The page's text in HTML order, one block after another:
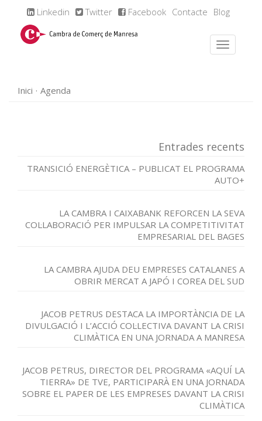
Linkedin Twitter Facebook Contacte Blog
Inici Agenda
Entrades recents
TRANSICIÓ ENERGÈTICA – PUBLICAT EL PROGRAMA
AUTO+
LA CAMBRA I CAIXABANK REFORCEN LA SEVA
COL·LABORACIÓ PER IMPULSAR LA COMPETITIVITAT
EMPRESARIAL DEL BAGES
LA CAMBRA AJUDA DEU EMPRESES CATALANES A
OBRIR MERCAT A JAPÓ I COREA DEL SUD
JACOB PETRUS DESTACA LA IMPORTÀNCIA DE LA
DIVULGACIÓ I L’ACCIÓ COL·LECTIVA DAVANT LA CRISI
CLIMÀTICA EN UNA JORNADA A MANRESA
JACOB PETRUS, DIRECTOR DEL PROGRAMA «AQUÍ LA
TIERRA» DE TVE, PARTICIPARÀ EN UNA JORNADA
SOBRE EL PAPER DE LES EMPRESES DAVANT LA CRISI
CLIMÀTICA